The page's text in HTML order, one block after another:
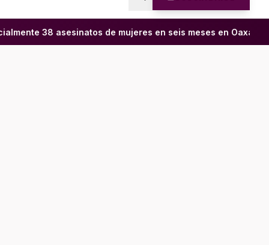
38 asesinatos de mujeres en seis meses en Oaxaca; 11